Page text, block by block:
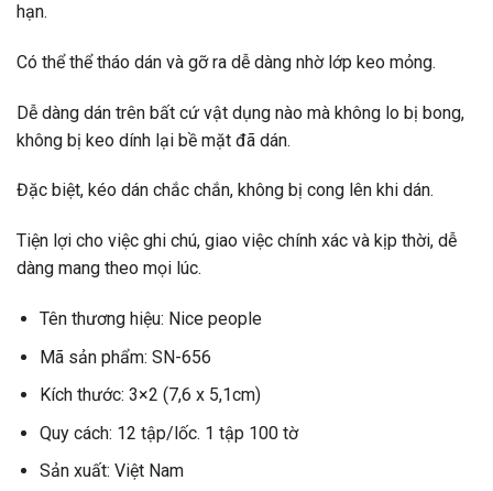
hạn.
Có thể thể tháo dán và gỡ ra dễ dàng nhờ lớp keo mỏng.
Dễ dàng dán trên bất cứ vật dụng nào mà không lo bị bong,
không bị keo dính lại bề mặt đã dán.
Đặc biệt, kéo dán chắc chắn, không bị cong lên khi dán.
Tiện lợi cho việc ghi chú, giao việc chính xác và kịp thời, dễ
dàng mang theo mọi lúc.
Tên thương hiệu: Nice people
Mã sản phẩm: SN-656
Kích thước: 3×2 (7,6 x 5,1cm)
Quy cách: 12 tập/lốc. 1 tập 100 tờ
Sản xuất: Việt Nam